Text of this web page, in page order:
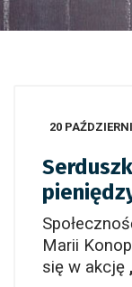
20
Marii
się w akcję